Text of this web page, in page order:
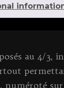
au 4/3,
numéroté